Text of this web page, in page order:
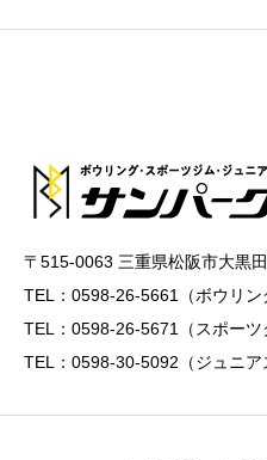
〒515-0063 三重県松阪市大黒
TEL：0598-26-5661（ボウリン
TEL：0598-26-5671（スポーツ
TEL：0598-30-5092（ジュニア